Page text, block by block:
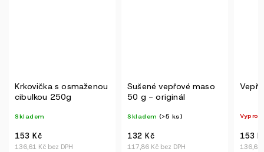
Krkovička s osmaženou
cibulkou 250g
Skladem
136,61 Kč bez DPH
153 Kč
Sušené vepřové maso
50 g - originál
Skladem (>5 ks)
117,86 Kč bez DPH
132 Kč
136,61
153